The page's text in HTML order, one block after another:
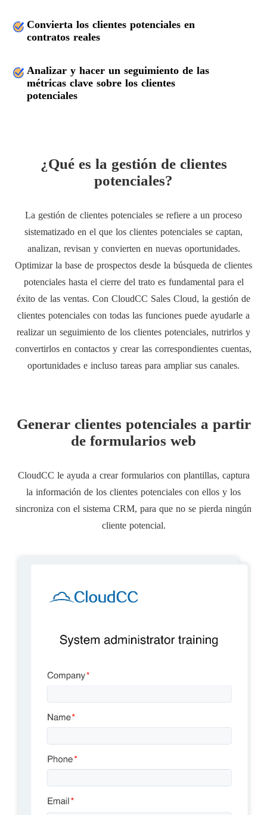
Convierta los clientes potenciales en
contratos reales
Analizar y hacer un seguimiento de las
métricas clave sobre los clientes
potenciales
¿Qué es la gestión de clientes
potenciales?
La gestión de clientes potenciales se refiere a un proceso
sistematizado en el que los clientes potenciales se captan,
analizan, revisan y convierten en nuevas oportunidades.
Optimizar la base de prospectos desde la búsqueda de clientes
potenciales hasta el cierre del trato es fundamental para el
éxito de las ventas. Con CloudCC Sales Cloud, la gestión de
clientes potenciales con todas las funciones puede ayudarle a
realizar un seguimiento de los clientes potenciales, nutrirlos y
convertirlos en contactos y crear las correspondientes cuentas,
oportunidades e incluso tareas para ampliar sus canales.
Generar clientes potenciales a partir
de formularios web
CloudCC le ayuda a crear formularios con plantillas, captura
la información de los clientes potenciales con ellos y los
sincroniza con el sistema CRM, para que no se pierda ningún
cliente potencial.